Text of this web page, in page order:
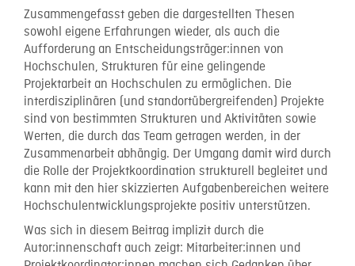
Zusammengefasst geben die dargestellten Thesen
sowohl eigene Erfahrungen wieder, als auch die
Aufforderung an Entscheidungsträger:innen von
Hochschulen, Strukturen für eine gelingende
Projektarbeit an Hochschulen zu ermöglichen. Die
interdisziplinären (und standortübergreifenden) Projekte
sind von bestimmten Strukturen und Aktivitäten sowie
Werten, die durch das Team getragen werden, in der
Zusammenarbeit abhängig. Der Umgang damit wird durch
die Rolle der Projektkoordination strukturell begleitet und
kann mit den hier skizzierten Aufgabenbereichen weitere
Hochschulentwicklungsprojekte positiv unterstützen.
Was sich in diesem Beitrag implizit durch die
Autor:innenschaft auch zeigt: Mitarbeiter:innen und